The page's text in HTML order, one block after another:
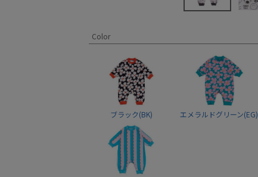
Color
ブラック(BK) エメラルドグリーン(EG)